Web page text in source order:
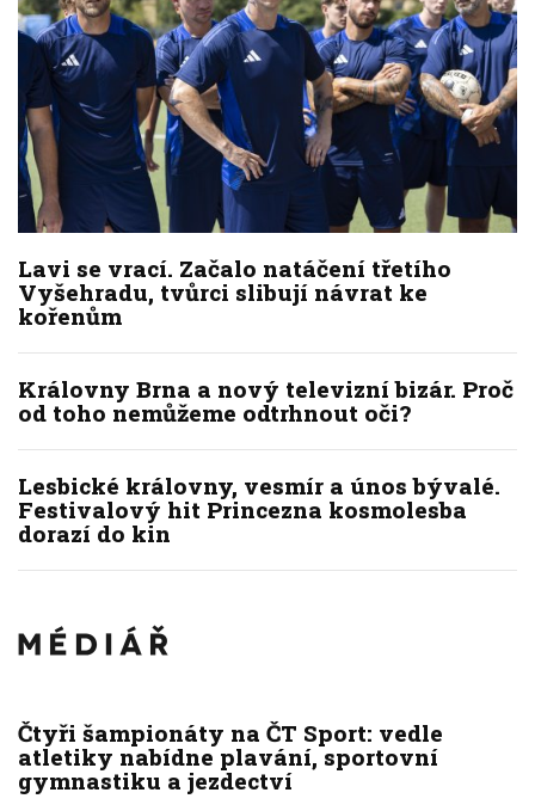
Lavi se vrací. Začalo natáčení třetího
Vyšehradu, tvůrci slibují návrat ke
kořenům
Královny Brna a nový televizní bizár. Proč
od toho nemůžeme odtrhnout oči?
Lesbické královny, vesmír a únos bývalé.
Festivalový hit Princezna kosmolesba
dorazí do kin
Čtyři šampionáty na ČT Sport: vedle
atletiky nabídne plavání, sportovní
gymnastiku a jezdectví